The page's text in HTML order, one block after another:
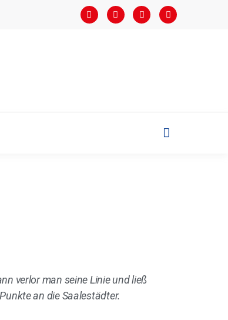
verlor man seine Linie und ließ
an die Saalestädter.